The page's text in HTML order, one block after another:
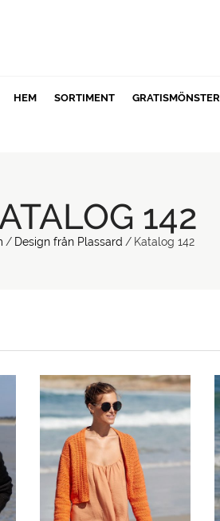
HEM SORTIMENT GRATISMÖNSTER
142
/ Design från Plassard / Katalog 142